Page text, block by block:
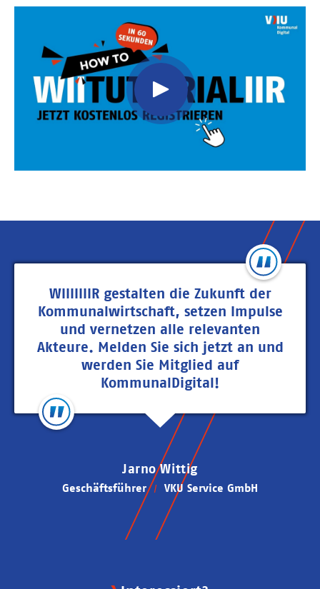
WIIIIIIIR gestalten die Zukunft der
Kommunalwirtschaft, setzen Impulse
und vernetzen alle relevanten
Akteure. Melden Sie sich jetzt an und
werden Sie Mitglied auf
KommunalDigital!
Jarno Wittig
Geschäftsführer VKU Service GmbH